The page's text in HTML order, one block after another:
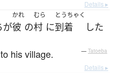
Details ▸
が
かれ
彼 の
むら
村 に
とうちゃく
到着 した
his village. — Tatoeba
Details ▸